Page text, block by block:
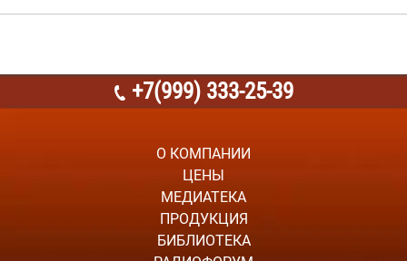
+7(999) 333-25-39
О КОМПАНИИ
ЦЕНЫ
МЕДИАТЕКА
ПРОДУКЦИЯ
БИБЛИОТЕКА